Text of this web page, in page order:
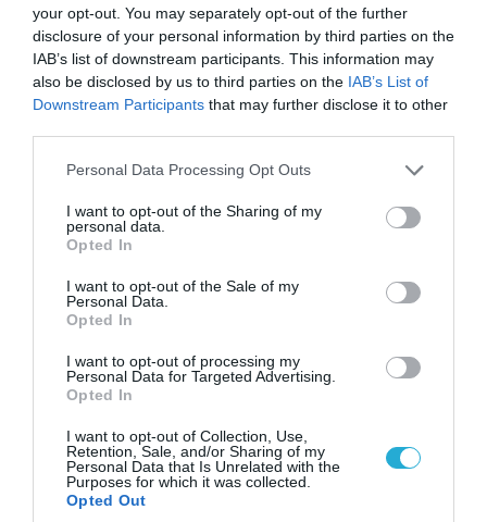
your opt-out. You may separately opt-out of the further
disclosure of your personal information by third parties on the
IAB’s list of downstream participants. This information may
also be disclosed by us to third parties on the IAB’s List of
Downstream Participants that may further disclose it to other
Please note that this website/app uses one or more Google
not limited to your visit or usage behaviour. You may click to
grant or deny consent to Google and its third-party tags to
use your data for below specified purposes in below Google
consent section.
Personal Data Processing Opt Outs
I want to opt-out of the Sharing of my
personal data.
Opted In
I want to opt-out of the Sale of my
Personal Data.
Opted In
I want to opt-out of processing my
Personal Data for Targeted Advertising.
Opted In
I want to opt-out of Collection, Use,
Retention, Sale, and/or Sharing of my
Personal Data that Is Unrelated with the
Purposes for which it was collected.
Opted Out
07.08.2026 | 00:02
Τουρκικά οπλισμένα F-16 «συνεπλάκησαν» με
ελληνικά μαχητικά στο Αιγαίο